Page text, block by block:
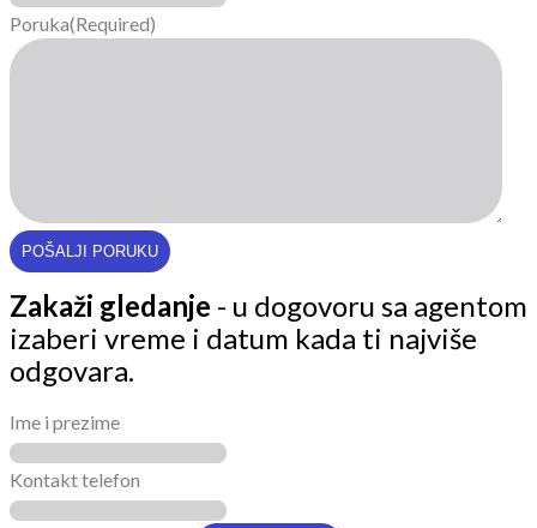
Poruka(Required)
Zakaži gledanje - u dogovoru sa agentom
izaberi vreme i datum kada ti najviše
odgovara.
Ime i prezime
Kontakt telefon